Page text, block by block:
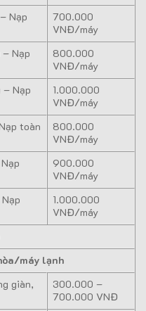
Nạp
700.000
VNĐ/máy
Nạp
800.000
VNĐ/máy
– Nạp
1.000.000
VNĐ/máy
toàn
800.000
VNĐ/máy
900.000
VNĐ/máy
1.000.000
VNĐ/máy
máy lạnh
giàn,
300.000 –
700.000 VNĐ